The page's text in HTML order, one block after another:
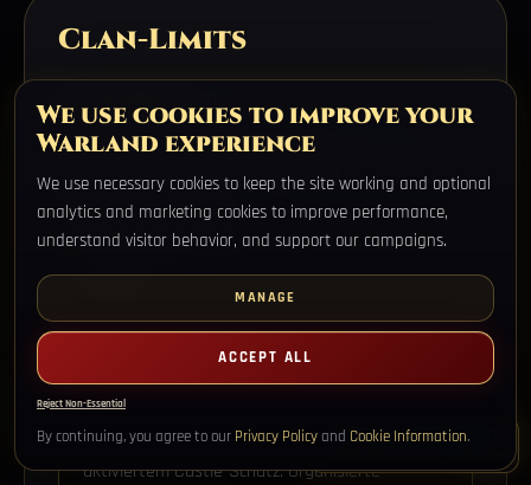
LIVE-SUPPORT
Clan-Limits
Max Mitglieder:
Level Up:30 Mitglieder benötigt bis lvl 8
Skills:Alle Mitglieder erhalten alle Clan-Skills
Royal/Knight:Deaktiviert
Belagerungen alle 2 Wochen.
Belagerungsgebiete sind 1 Charakter pro PC mit
aktiviertem Castle-Schutz. Organisierte
We use cookies to improve your
Warland experience
We use necessary cookies to keep the site working and optional
analytics and marketing cookies to improve performance,
understand visitor behavior, and support our campaigns.
MANAGE
ACCEPT ALL
Reject Non-Essential
By continuing, you agree to our Privacy Policyand Cookie Information.